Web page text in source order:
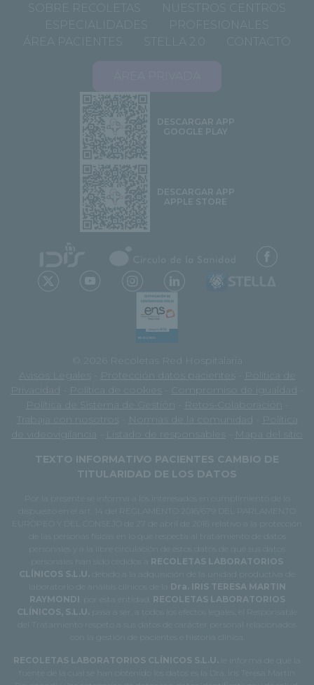
SOBRE RECOLETAS
NUESTROS CENTROS
ESPECIALIDADES
PROFESIONALES
ÁREA PACIENTES
STELLA 2.0 CONTACTO
DESCARGAR APP
GOOGLE PLAY
DESCARGAR APP
APPLE STORE
© 2026 Recoletas Red Hospitalaria
Avisos Legales
Protección datos pacientes
Política de
Privacidad
Política de cookies Compromiso de igualdad
Política de Sistema de Gestión
Retos-Colaboración
Trabaja con nosotros
Normas de la comunidad
Política
de videovigilancia
Listado de responsables
Mapa del sitio
TEXTO INFORMATIVO PACIENTES CAMBIO DE
TITULARIDAD DE LOS DATOS
Por la presente se informa a los interesados en cumplimiento de lo
dispuesto en el art. 14 del REGLAMENTO 2016/679 DEL PARLAMENTO
EUROPEO Y DEL CONSEJO de 27 de abril de 2016 relativo a la protección
de las personas físicas en lo que respecta al tratamiento de datos
personales y a la libre circulación de estos datos de que sus datos
RECOLETAS LABORATORIOS
CLÍNICOS S.L.U.
debido a la adquisición de la unidad productiva de
laboratorio de análisis clínicos de la Dra. IRIS TERESA MARTIN
RAYMONDI , por esta entidad. RECOLETAS LABORATORIOS
CLÍNICOS, S.L.U.
pasa a ser, a todos los efectos legales, el Responsable
del Tratamiento respeto a sus datos de carácter personal relacionados
con la gestión de pacientes e historia clínica.
RECOLETAS LABORATORIOS CLÍNICOS S.L.U.
le informa de que la
fuente de la cual se han obtenido los datos es la Dra. Iris Teresa Martín